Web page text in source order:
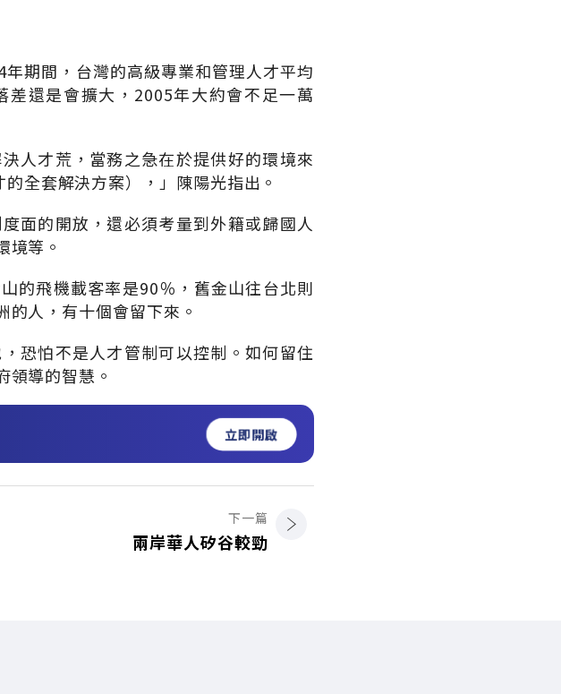
期間，台灣的高級專業和管理人才平均
還是會擴大，2005年大約會不足一萬
人才荒，當務之急在於提供好的環境來
全套解決方案），」陳陽光指出。
面的開放，還必須考量到外籍或歸國人
境等。
的飛機載客率是90％，舊金山往台北則
人，有十個會留下來。
恐怕不是人才管制可以控制。如何留住
領導的智慧。
立即開啟
下一篇
兩岸華人矽谷較勁